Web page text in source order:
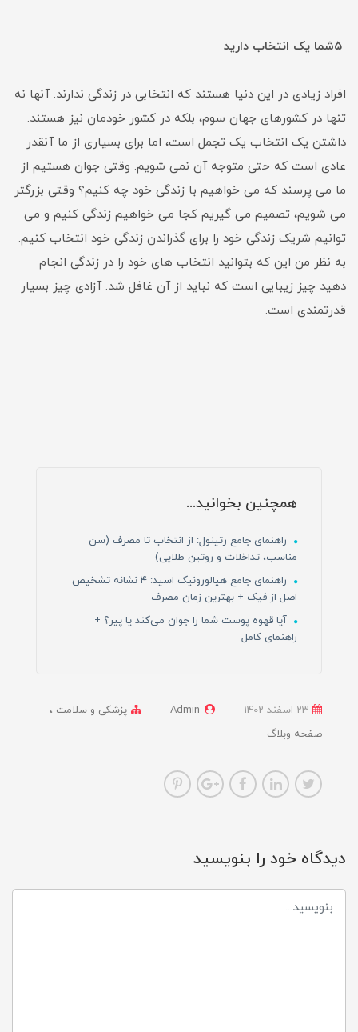
شما یک انتخاب دارید
افراد زیادی در این دنیا هستند که انتخابی در زندگی ندارند. آنها نه
تنها در کشورهای جهان سوم، بلکه در کشور خودمان نیز هستند.
داشتن یک انتخاب یک تجمل است، اما برای بسیاری از ما آنقدر
عادی است که حتی متوجه آن نمی شویم. وقتی جوان هستیم از
ما می پرسند که می خواهیم با زندگی خود چه کنیم؟ وقتی بزرگتر
می شویم، تصمیم می گیریم کجا می خواهیم زندگی کنیم و می
توانیم شریک زندگی خود را برای گذراندن زندگی خود انتخاب کنیم.
به نظر من این که بتوانید انتخاب های خود را در زندگی انجام
دهید چیز زیبایی است که نباید از آن غافل شد. آزادی چیز بسیار
قدرتمندی است.
همچنین بخوانید...
راهنمای جامع رتینول: از انتخاب تا مصرف (سن
مناسب، تداخلات و روتین طلایی)
راهنمای جامع هیالورونیک اسید: ۴ نشانه تشخیص
اصل از فیک + بهترین زمان مصرف
آیا قهوه پوست شما را جوان می‌کند یا پیر؟ +
راهنمای کامل
Admin
پزشکی و سلامت
صفحه وبلاگ
دیدگاه خود را بنویسید